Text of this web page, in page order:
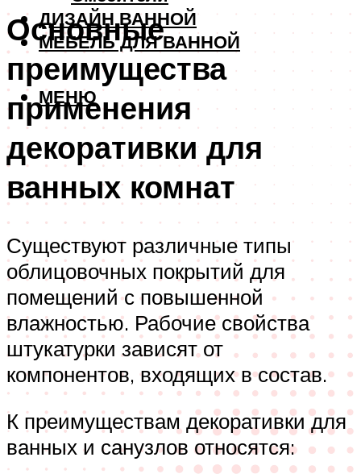
ДИЗАЙН ВАННОЙ
МЕБЕЛЬ ДЛЯ ВАННОЙ
МЕНЮ
Основные
преимущества
применения
декоративки для
ванных комнат
Существуют различные типы
облицовочных покрытий для
помещений с повышенной
влажностью. Рабочие свойства
штукатурки зависят от
компонентов, входящих в состав.
К преимуществам декоративки для
ванных и санузлов относятся: